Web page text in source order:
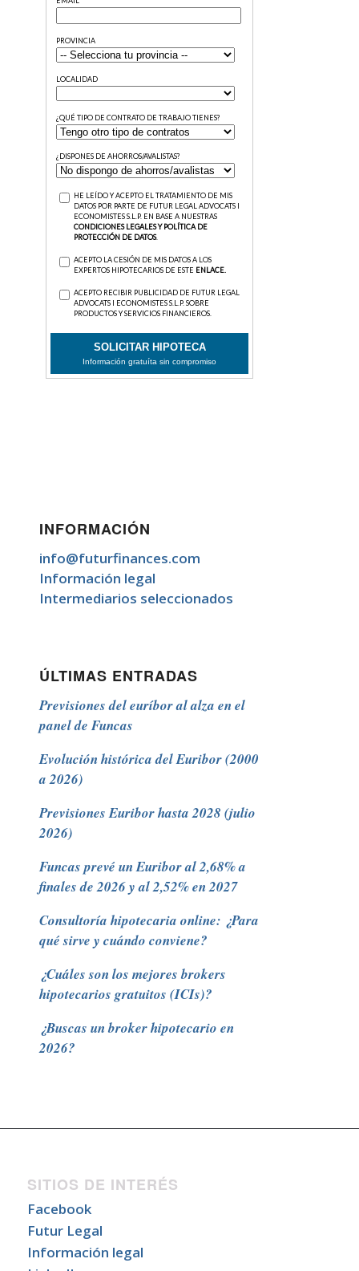
INFORMACIÓN
info@futurfinances.com
Información legal
Intermediarios seleccionados
ÚLTIMAS ENTRADAS
Previsiones del euríbor al alza en el
panel de Funcas
Evolución histórica del Euribor (2000
a 2026)
Previsiones Euribor hasta 2028 (julio
2026)
Funcas prevé un Euribor al 2,68% a
finales de 2026 y al 2,52% en 2027
Consultoría hipotecaria online: ¿Para
qué sirve y cuándo conviene?
¿Cuáles son los mejores brokers
hipotecarios gratuitos (ICIs)?
¿Buscas un broker hipotecario en
2026?
SITIOS DE INTERÉS
Facebook
Futur Legal
Información legal